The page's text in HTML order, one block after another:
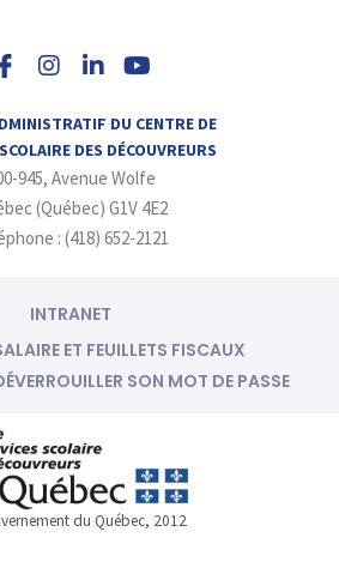
s
g
r
a
m
n
d
i
n
-
i
n
u
b
e
DU CENTRE DE
DES DÉCOUVREURS
945, Avenue Wolfe
(Québec) G1V 4E2
: (418) 652-2121
INTRANET
ET FEUILLETS FISCAUX
SON MOT DE PASSE
du Québec, 2012